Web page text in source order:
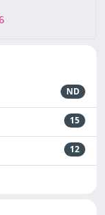
ND
15
12